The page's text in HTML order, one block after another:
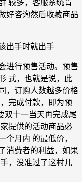
较多，客服系统肯
好咨询然后收藏商品
出手时就出手
行预售活动。预售
式，也就是说，此
，订购人数越多价格
完成付款，即为预
双十一当天再完成尾
提供的活动商品必
个月内 的最低价，
消费者的利益，如果
，没准过了这村儿